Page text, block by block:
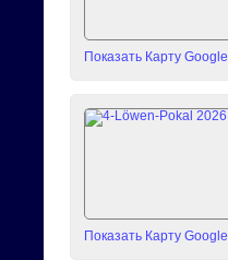
Показать Карту Google
Показать Карту Google